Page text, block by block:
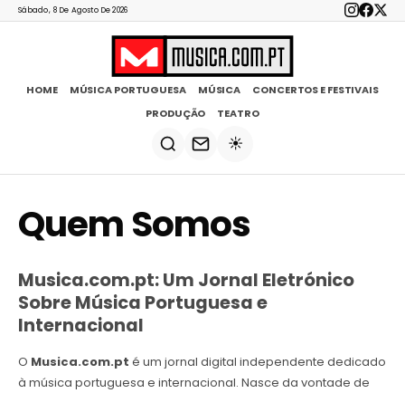
Sábado, 8 De Agosto De 2026
HOME MÚSICA PORTUGUESA MÚSICA
CONCERTOS E FESTIVAIS
PRODUÇÃO
TEATRO
☀️
Quem Somos
Musica.com.pt: Um Jornal Eletrónico
Sobre Música Portuguesa e
Internacional
O Musica.com.pt é um jornal digital independente dedicado
à música portuguesa e internacional. Nasce da vontade de